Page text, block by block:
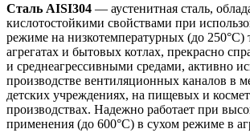
Сталь AISI304 — аустенитная сталь,
кислотостойкими свойствами при
режиме на низкотемпературных (до 250°С)
агрегатах и бытовых котлах, прекрасно
и среднеагрессивными средами, активно
производстве вентиляционных каналов в
детских учреждениях, на пищевых и
производствах. Надежно работает при
применения (до 600°С) в сухом режиме в